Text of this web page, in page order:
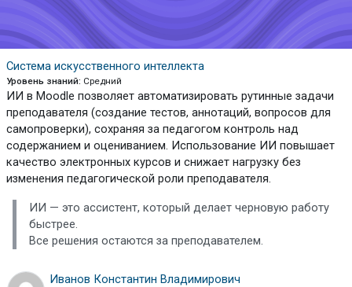
Система искусственного интеллекта
Уровень знаний: Средний
ИИ в Moodle позволяет автоматизировать рутинные задачи
преподавателя (создание тестов, аннотаций, вопросов для
самопроверки), сохраняя за педагогом контроль над
содержанием и оцениванием. Использование ИИ повышает
качество электронных курсов и снижает нагрузку без
изменения педагогической роли преподавателя.
ИИ — это ассистент, который делает черновую работу
быстрее.
Все решения остаются за преподавателем.
Иванов Константин Владимирович